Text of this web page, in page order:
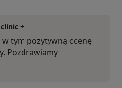
+
tym pozytywną ocenę
Pozdrawiamy